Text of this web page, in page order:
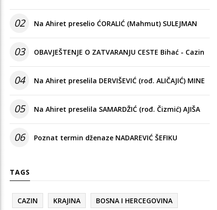
02 Na Ahiret preselio ĆORALIĆ (Mahmut) SULEJMAN
03 OBAVJEŠTENJE O ZATVARANJU CESTE Bihać - Cazin
04 Na Ahiret preselila DERVIŠEVIĆ (rođ. ALIČAJIĆ) MINE
05 Na Ahiret preselila SAMARDŽIĆ (rođ. Čizmić) AJIŠA
06 Poznat termin dženaze NADAREVIĆ ŠEFIKU
TAGS
CAZIN KRAJINA BOSNA I HERCEGOVINA